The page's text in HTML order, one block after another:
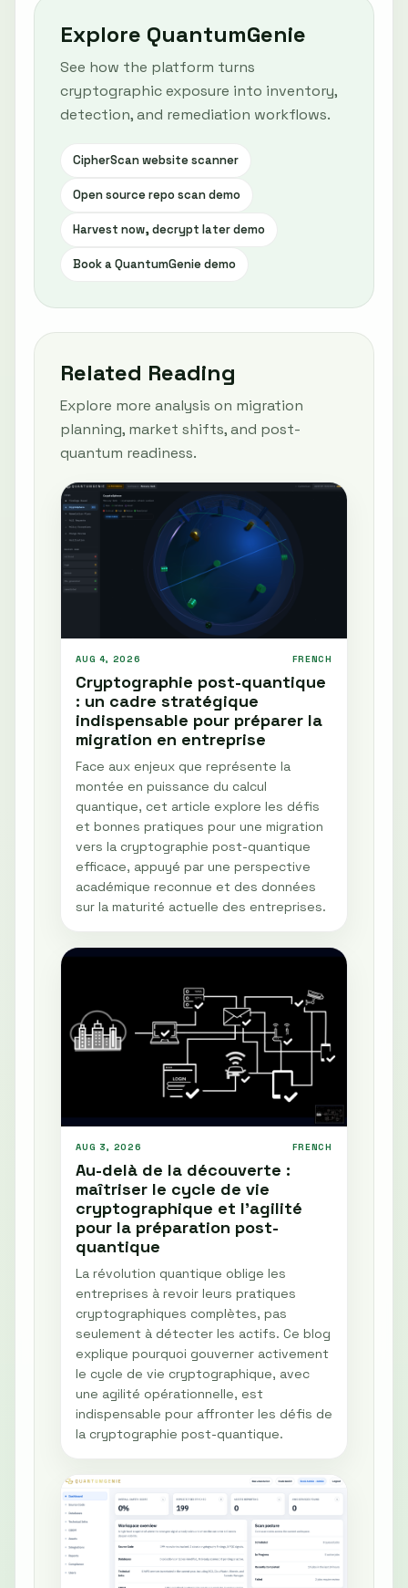
Explore QuantumGenie
See how the platform turns
cryptographic exposure into inventory,
detection, and remediation workflows.
CipherScan website scanner
Open source repo scan demo
Harvest now, decrypt later demo
Book a QuantumGenie demo
Related Reading
Explore more analysis on migration
planning, market shifts, and post-
quantum readiness.
AUG 4, 2026 FRENCH
Cryptographie post-quantique
: un cadre stratégique
indispensable pour préparer la
migration en entreprise
Face aux enjeux que représente la
montée en puissance du calcul
quantique, cet article explore les défis
et bonnes pratiques pour une migration
vers la cryptographie post-quantique
efficace, appuyé par une perspective
académique reconnue et des données
sur la maturité actuelle des entreprises.
AUG 3, 2026 FRENCH
Au-delà de la découverte :
maîtriser le cycle de vie
cryptographique et l'agilité
pour la préparation post-
quantique
La révolution quantique oblige les
entreprises à revoir leurs pratiques
cryptographiques complètes, pas
seulement à détecter les actifs. Ce blog
explique pourquoi gouverner activement
le cycle de vie cryptographique, avec
une agilité opérationnelle, est
indispensable pour affronter les défis de
la cryptographie post-quantique.